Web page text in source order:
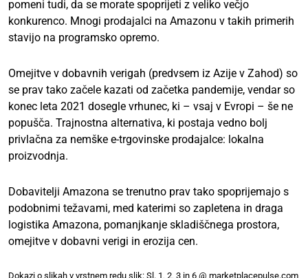
pomeni tudi, da se morate spoprijeti z veliko večjo
konkurenco. Mnogi prodajalci na Amazonu v takih primerih
stavijo na programsko opremo.
Omejitve v dobavnih verigah (predvsem iz Azije v Zahod) so
se prav tako začele kazati od začetka pandemije, vendar so
konec leta 2021 dosegle vrhunec, ki – vsaj v Evropi – še ne
popušča. Trajnostna alternativa, ki postaja vedno bolj
privlačna za nemške e-trgovinske prodajalce: lokalna
proizvodnja.
Dobavitelji Amazona se trenutno prav tako spoprijemajo s
podobnimi težavami, med katerimi so zapletena in draga
logistika Amazona, pomanjkanje skladiščnega prostora,
omejitve v dobavni verigi in erozija cen.
Dokazi o slikah v vrstnem redu slik: Sl. 1, 2, 3 in 6 @ marketplacepulse.com